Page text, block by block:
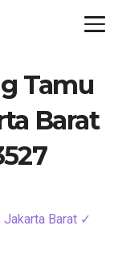
Tamu
Barat
Jakarta Barat ✓